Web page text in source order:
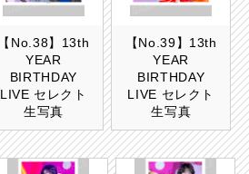
【No.38】13th
YEAR
BIRTHDAY
LIVE セレクト
生写真
【No.39】13th
YEAR
BIRTHDAY
LIVE セレクト
生写真